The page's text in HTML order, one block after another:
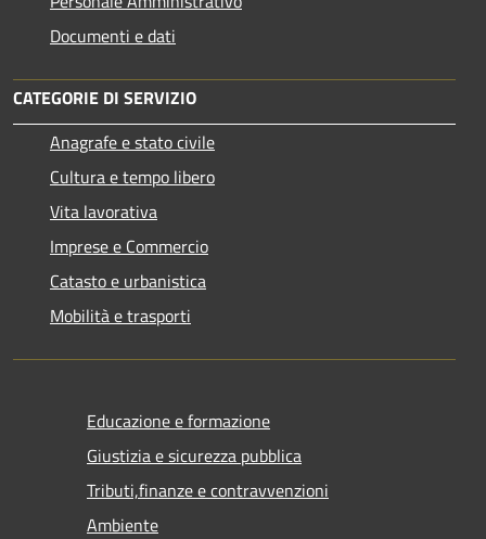
Documenti e dati
CATEGORIE DI SERVIZIO
Anagrafe e stato civile
Cultura e tempo libero
Vita lavorativa
Imprese e Commercio
Catasto e urbanistica
Mobilità e trasporti
Educazione e formazione
Giustizia e sicurezza pubblica
Tributi,finanze e contravvenzioni
Ambiente